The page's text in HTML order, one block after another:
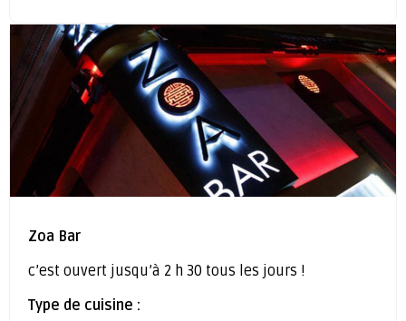
Zoa Bar
c’est ouvert jusqu’à 2 h 30 tous les jours !
Type de cuisine :